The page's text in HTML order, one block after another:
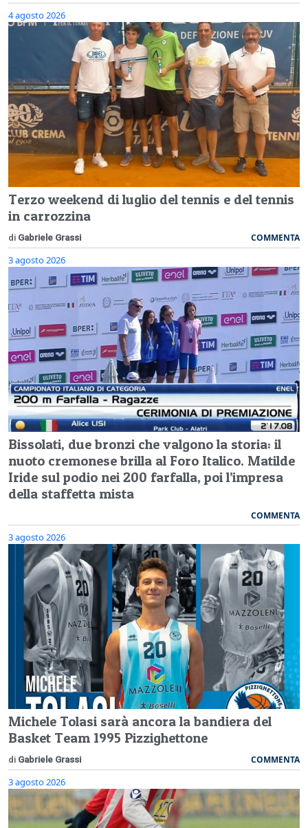
4 agosto 2026
Terzo weekend di luglio del tennis e del tennis
in carrozzina
di Gabriele Grassi COMMENTA
3 agosto 2026
Bissolati, due bronzi che valgono la storia: il
nuoto cremonese brilla al Foro Italico. Matilde
Iride sul podio nei 200 farfalla, poi l’impresa
della staffetta mista
COMMENTA
3 agosto 2026
Michele Tolasi sarà ancora la bandiera del
Basket Team 1995 Pizzighettone
di Gabriele Grassi COMMENTA
3 agosto 2026